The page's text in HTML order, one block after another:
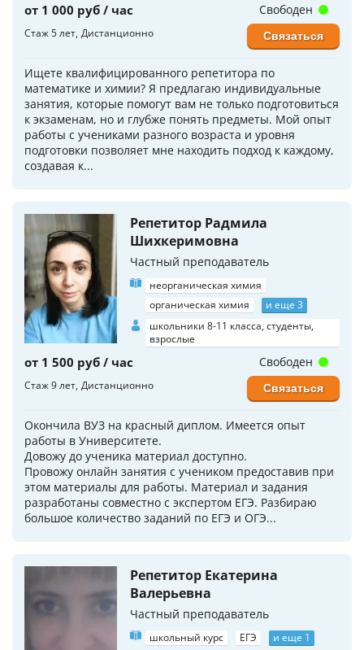
от 1 000 руб / час
Стаж 5 лет Дистанционно
Ищете квалифицированного репетитора по
математике и химии? Я предлагаю индивидуальные
занятия, которые помогут вам не только подготовиться
к экзаменам, но и глубже понять предметы. Мой опыт
работы с учениками разного возраста и уровня
подготовки позволяет мне находить подход к каждому,
создавая к...
Свободен
Связаться
Репетитор Радмила
Шихкеримовна
Частный преподаватель
неорганическая химия
органическая химия
и еще 3
школьники 8-11 класса, студенты,
взрослые
от 1 500 руб / час
Стаж 9 лет Дистанционно
Окончила ВУЗ на красный диплом. Имеется опыт
работы в Университете.
Довожу до ученика материал доступно.
Провожу онлайн занятия с учеником предоставив при
этом материалы для работы. Материал и задания
разработаны совместно с экспертом ЕГЭ. Разбираю
большое количество заданий по ЕГЭ и ОГЭ...
Свободен
Связаться
Репетитор Екатерина
Валерьевна
Частный преподаватель
школьный курс ЕГЭ
и еще 1